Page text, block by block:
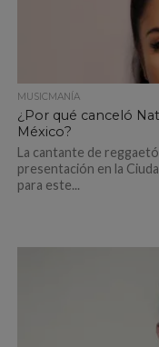
MUSICMANÍA
¿Por qué canceló
México?
La cantante de
presentación en la
para este...